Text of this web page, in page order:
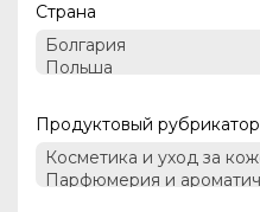
Страна
Продуктовый рубрикатор